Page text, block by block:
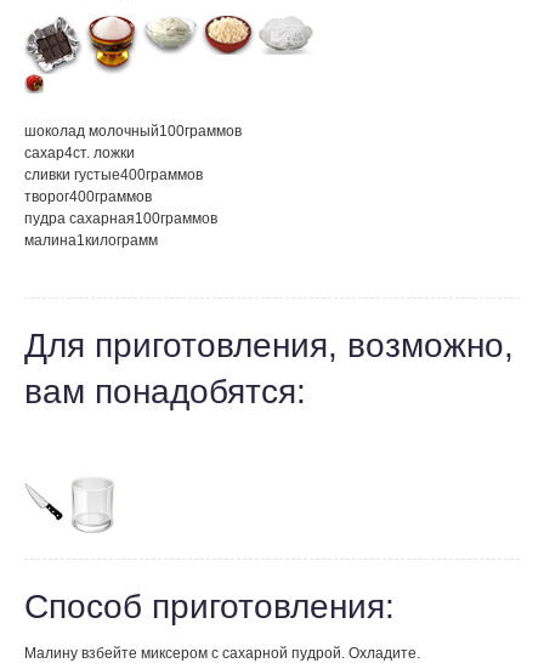
шоколад молочный100граммов
сахар4ст. ложки
сливки густые400граммов
творог400граммов
пудра сахарная100граммов
малина1килограмм
Для приготовления, возможно,
вам понадобятся:
Способ приготовления:
Малину взбейте миксером с сахарной пудрой. Охладите.